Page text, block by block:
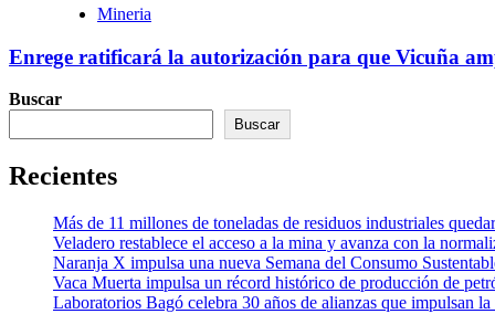
Mineria
Enrege ratificará la autorización para que Vicuña
Buscar
Buscar
Recientes
Más de 11 millones de toneladas de residuos industriales
Veladero restablece el acceso a la mina y avanza con la
Naranja X impulsa una nueva Semana del Consumo
Vaca Muerta impulsa un récord histórico de producción de
Laboratorios Bagó celebra 30 años de alianzas que impulsan